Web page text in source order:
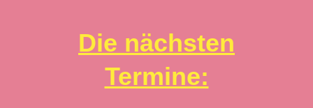
Die nächsten
Termine: